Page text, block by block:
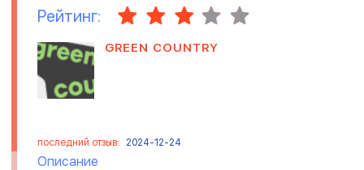
Рейтинг:
GREEN COUNTRY
последний отзыв: 2024-12-24
Описание